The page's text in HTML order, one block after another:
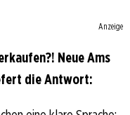
Anzeige
Neue Ams
die Antwort: